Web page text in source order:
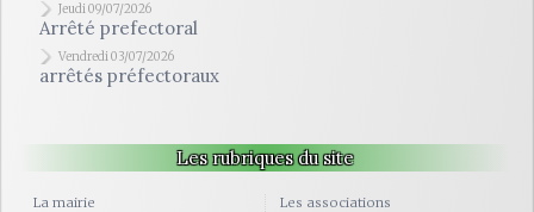
Jeudi 09/07/2026
Arrêté prefectoral
Vendredi 03/07/2026
arrêtés préfectoraux
Les rubriques du site
La mairie Les associations